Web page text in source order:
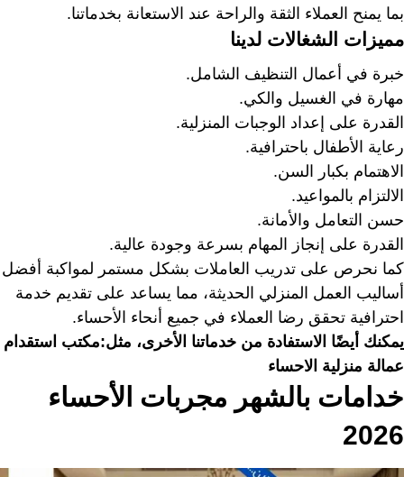
بما يمنح العملاء الثقة والراحة عند الاستعانة بخدماتنا.
مميزات الشغالات لدينا
خبرة في أعمال التنظيف الشامل.
مهارة في الغسيل والكي.
القدرة على إعداد الوجبات المنزلية.
رعاية الأطفال باحترافية.
الاهتمام بكبار السن.
الالتزام بالمواعيد.
حسن التعامل والأمانة.
القدرة على إنجاز المهام بسرعة وجودة عالية.
كما نحرص على تدريب العاملات بشكل مستمر لمواكبة أفضل
أساليب العمل المنزلي الحديثة، مما يساعد على تقديم خدمة
احترافية تحقق رضا العملاء في جميع أنحاء الأحساء.
يمكنك أيضًا الاستفادة من خدماتنا الأخرى، مثل:مكتب استقدام
عمالة منزلية الاحساء
خدامات بالشهر مجربات الأحساء
2026